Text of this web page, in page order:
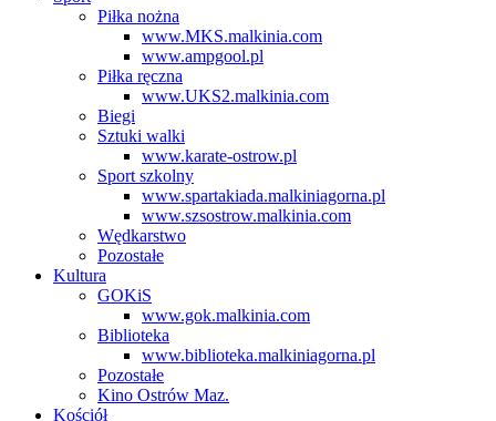
Piłka nożna
www.MKS.malkinia.com
www.ampgool.pl
Piłka ręczna
www.UKS2.malkinia.com
Biegi
Sztuki walki
www.karate-ostrow.pl
Sport szkolny
www.spartakiada.malkiniagorna.pl
www.szsostrow.malkinia.com
Wędkarstwo
Pozostałe
Kultura
GOKiS
www.gok.malkinia.com
Biblioteka
www.biblioteka.malkiniagorna.pl
Pozostałe
Kino Ostrów Maz.
Kościół